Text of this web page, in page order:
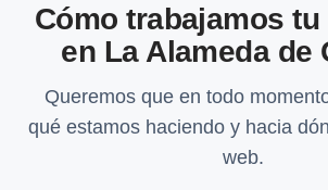
Cómo trabajamos
en La Alameda de
Queremos que en todo
qué estamos haciendo y hacia
web.